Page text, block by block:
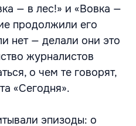
— в лес!» и «Вовка —
продолжили его
нет — делали они это
журналистов
о чем те говорят,
«Сегодня».
эпизоды: о